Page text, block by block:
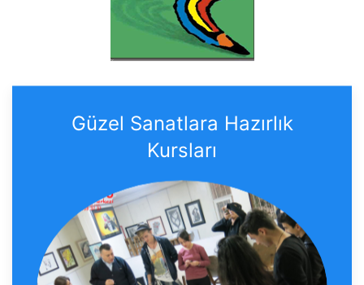
Güzel Sanatlara Hazırlık
Kursları